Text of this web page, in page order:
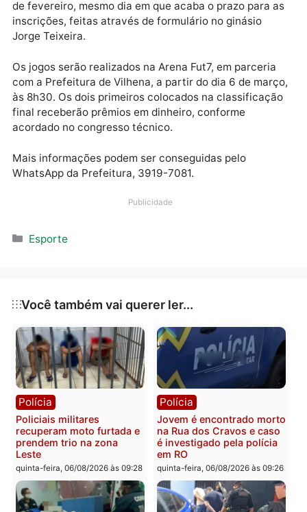
quem gosta de jogar e relembrar das décadas de
competições que já foram realizadas aqui”, explica o
secretário municipal de Esportes, Welliton Oliveira.
As inscrições são de R$ 200 por equipe e serão
revertidas na premiação das equipes e ajuda de
dos parceiros. O congresso técnico acontece no dia
de fevereiro, mesmo dia em que acaba o prazo para
Jorge Teixeira.
final receberão prêmios em dinheiro, conforme
WhatsApp da Prefeitura, 3919-7081.
Publicidade
Categorias
Esporte
Você também vai querer ler...